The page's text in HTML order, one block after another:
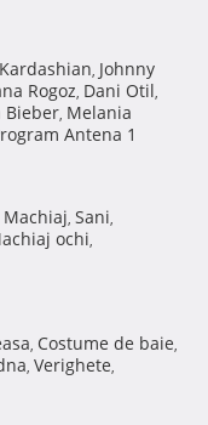
, Johnny
Rogoz, Dani Otil,
Bieber, Melania
Antena 1
Machiaj, Sani,
ochi,
, Costume de baie,
, Verighete,